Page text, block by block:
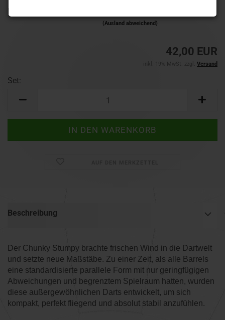
Lieferzeit:
(Ausland abweichend)
42,00 EUR
inkl. 19% MwSt. zzgl. Versand
Set:
Beschreibung
Der Chunky Stumpy brachte frischen Wind in die Dartwelt
und setzte neue Maßstäbe. Zu einer Zeit, als alle Barrels
eine standardisierte parallele Form mit nur geringfügigen
Abweichungen und begrenztem Spielraum hatten, wurden
diese außergewöhnlichen Darts entwickelt, um sich
kompakt, perfekt fliegend und absolut stabil anzufühlen.